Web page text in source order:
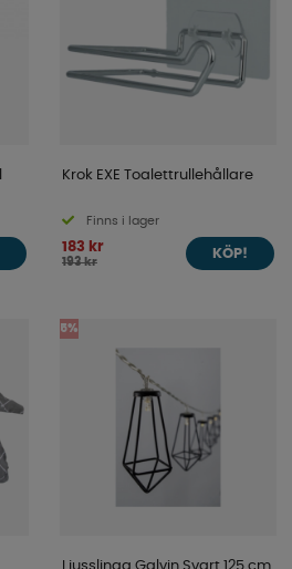
Krok EXE Toalettrullehållare
Finns i lager
183 kr
193 kr
KÖP!
5%
Ljusslinga Galvin Svart 125 cm